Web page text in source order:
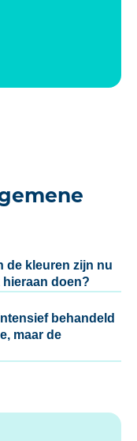
de kleuren zijn nu
doen?
behandeld
maar de